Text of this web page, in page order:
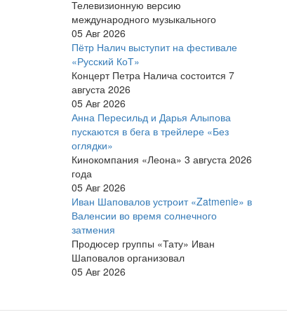
Телевизионную версию
международного музыкального
05 Авг 2026
Пётр Налич выступит на фестивале
«Русский КоТ»
Концерт Петра Налича состоится 7
августа 2026
05 Авг 2026
Анна Пересильд и Дарья Алыпова
пускаются в бега в трейлере «Без
оглядки»
Кинокомпания «Леона» 3 августа 2026
года
05 Авг 2026
Иван Шаповалов устроит «Zatmenie» в
Валенсии во время солнечного
затмения
Продюсер группы «Тату» Иван
Шаповалов организовал
05 Авг 2026